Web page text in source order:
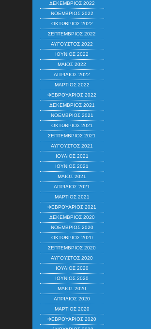
ΔΕΚΈΜΒΡΙΟΣ 2022
ΝΟΈΜΒΡΙΟΣ 2022
ΟΚΤΏΒΡΙΟΣ 2022
ΣΕΠΤΈΜΒΡΙΟΣ 2022
ΑΎΓΟΥΣΤΟΣ 2022
ΙΟΎΝΙΟΣ 2022
ΜΆΙΟΣ 2022
ΑΠΡΊΛΙΟΣ 2022
ΜΆΡΤΙΟΣ 2022
ΦΕΒΡΟΥΆΡΙΟΣ 2022
ΔΕΚΈΜΒΡΙΟΣ 2021
ΝΟΈΜΒΡΙΟΣ 2021
ΟΚΤΏΒΡΙΟΣ 2021
ΣΕΠΤΈΜΒΡΙΟΣ 2021
ΑΎΓΟΥΣΤΟΣ 2021
ΙΟΎΛΙΟΣ 2021
ΙΟΎΝΙΟΣ 2021
ΜΆΙΟΣ 2021
ΑΠΡΊΛΙΟΣ 2021
ΜΆΡΤΙΟΣ 2021
ΦΕΒΡΟΥΆΡΙΟΣ 2021
ΔΕΚΈΜΒΡΙΟΣ 2020
ΝΟΈΜΒΡΙΟΣ 2020
ΟΚΤΏΒΡΙΟΣ 2020
ΣΕΠΤΈΜΒΡΙΟΣ 2020
ΑΎΓΟΥΣΤΟΣ 2020
ΙΟΎΛΙΟΣ 2020
ΙΟΎΝΙΟΣ 2020
ΜΆΙΟΣ 2020
ΑΠΡΊΛΙΟΣ 2020
ΜΆΡΤΙΟΣ 2020
ΦΕΒΡΟΥΆΡΙΟΣ 2020